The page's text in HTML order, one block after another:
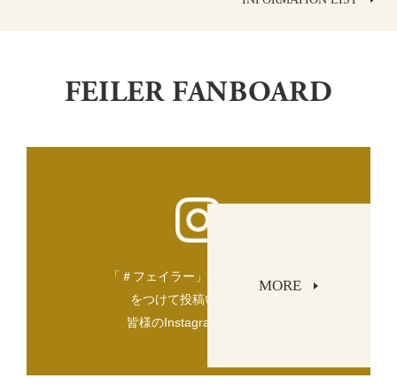
FEILER FANBOARD
「＃フェイラー」「＃FEILER」
をつけて投稿いただいた
皆様のInstagramをご紹介
MORE